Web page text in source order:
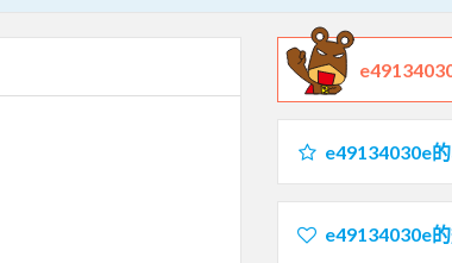
e49134030e
e49134030e